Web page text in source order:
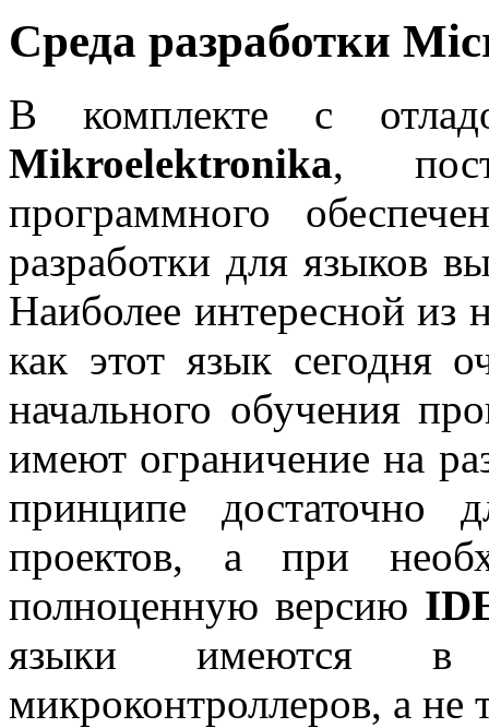
Среда разработки
В комплекте с
Mikroelektronika,
программного
разработки для языков
Наиболее интересной из
как этот язык сегодня
начального обучения
имеют ограничение на
принципе достаточно
проектов, а при
полноценную версию
языки имеются в
микроконтроллеров, а не